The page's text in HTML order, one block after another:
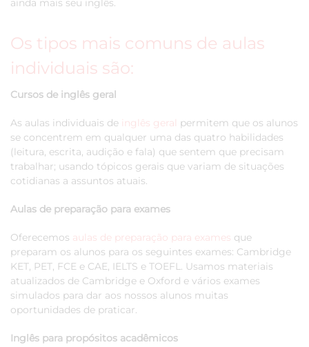
ainda mais seu inglês.
Os tipos mais comuns de aulas
individuais são:
Cursos de inglês geral
As aulas individuais de inglês geral permitem que os alunos
se concentrem em qualquer uma das quatro habilidades
(leitura, escrita, audição e fala) que sentem que precisam
trabalhar; usando tópicos gerais que variam de situações
cotidianas a assuntos atuais.
Aulas de preparação para exames
Oferecemos aulas de preparação para exames que
preparam os alunos para os seguintes exames: Cambridge
KET, PET, FCE e CAE, IELTS e TOEFL. Usamos materiais
atualizados de Cambridge e Oxford e vários exames
simulados para dar aos nossos alunos muitas
oportunidades de praticar.
Inglês para propósitos acadêmicos